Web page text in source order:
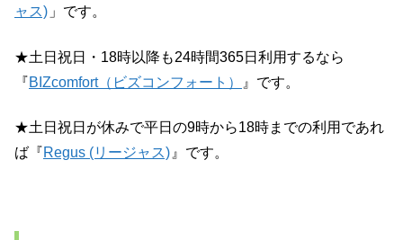
ャス) 」です。
★土日祝日・18時以降も24時間365日利用するなら
『BIZcomfort（ビズコンフォート） 』です。
★土日祝日が休みで平日の9時から18時までの利用であれ
ば『Regus (リージャス) 』です。